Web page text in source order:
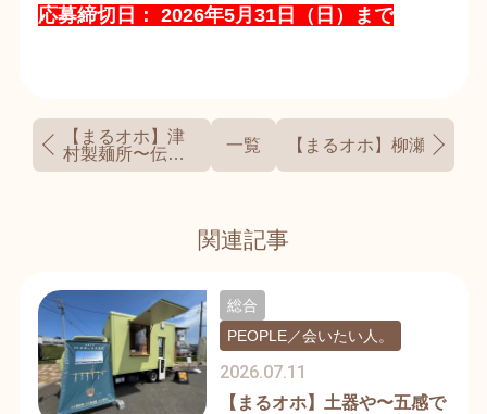
応募締切日： 2026年5月31日（日）まで
【まるオホ】津
村製麺所〜伝統
と進化で愛され
一覧 【まるオホ】柳瀬農園
関連記事
【まるオホ】土器や〜五感で
2026.07.11
総合
PEOPLE／会いたい人。